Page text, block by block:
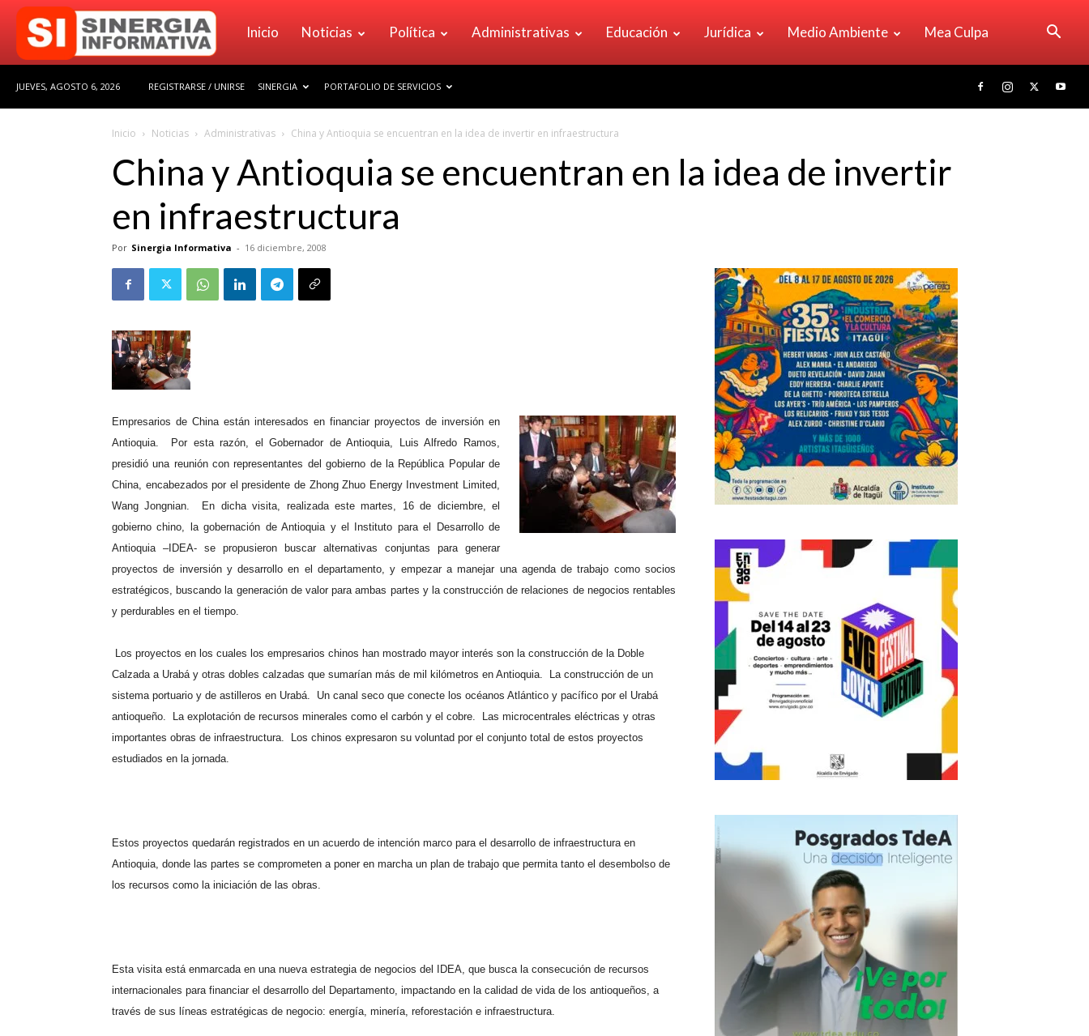
Sinergia
Inicio Noticias Política Administrativas Educación Jurídica Medio Ambiente Mea Culpa
JUEVES, AGOSTO 6, 2026 REGISTRARSE / UNIRSE SINERGIA PORTAFOLIO DE SERVICIOS
Inicio Noticias Administrativas China y Antioquia se encuentran en la idea de invertir en infraestructura
China y Antioquia se encuentran en la idea de invertir
en infraestructura
Por Sinergia Informativa - 16 diciembre, 2008
Empresarios de China están interesados en financiar proyectos de inversión en
Antioquia.
Por esta razón, el Gobernador de Antioquia, Luis Alfredo Ramos,
presidió una reunión con representantes del gobierno de la República Popular de
China, encabezados por el presidente de Zhong Zhuo Energy Investment Limited,
Wang Jongnian.
En dicha visita, realizada este martes, 16 de diciembre, el
gobierno chino, la gobernación de Antioquia y el Instituto para el Desarrollo de
Antioquia –IDEA- se propusieron buscar alternativas conjuntas para generar
proyectos de inversión y desarrollo en el departamento, y empezar a manejar una agenda de trabajo como socios
estratégicos, buscando la generación de valor para ambas partes y la construcción de relaciones de negocios rentables
y perdurables en el tiempo.
Los proyectos en los cuales los empresarios chinos han mostrado mayor interés son la construcción de la Doble
Calzada a Urabá y otras dobles calzadas que sumarían más de mil kilómetros en Antioquia.
La construcción de un
sistema portuario y de astilleros en Urabá.
Un canal seco que conecte los océanos Atlántico y pacífico por el Urabá
antioqueño.
La explotación de recursos minerales como el carbón y el cobre.
Las microcentrales eléctricas y otras
importantes obras de infraestructura.
Los chinos expresaron su voluntad por el conjunto total de estos proyectos
estudiados en la jornada.
Estos proyectos quedarán registrados en un acuerdo de intención marco para el desarrollo de infraestructura en
Antioquia, donde las partes se comprometen a poner en marcha un plan de trabajo que permita tanto el desembolso de
los recursos como la iniciación de las obras.
Esta visita está enmarcada en una nueva estrategia de negocios del IDEA, que busca la consecución de recursos
internacionales para financiar el desarrollo del Departamento, impactando en la calidad de vida de los antioqueños, a
través de sus líneas estratégicas de negocio: energía, minería, reforestación e infraestructura.